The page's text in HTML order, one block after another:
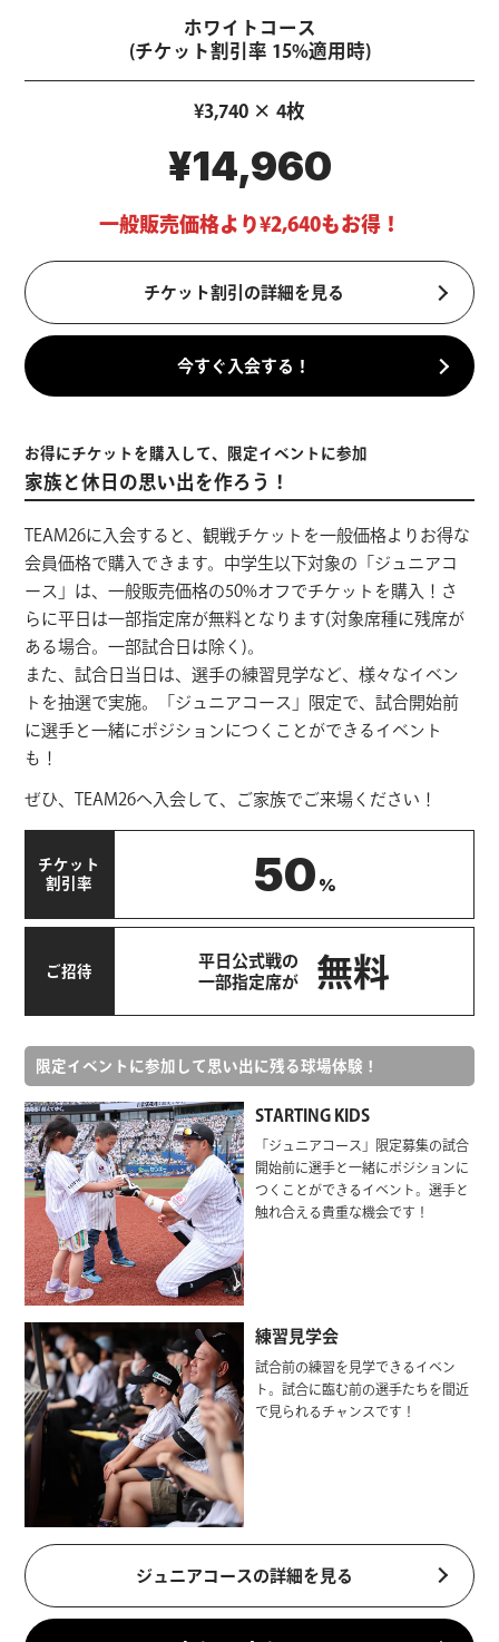
ホワイトコース
(チケット割引率 15%適用時)
¥3,740 × 4枚
¥14,960
一般販売価格より¥2,640もお得！
チケット割引の詳細を見る
今すぐ入会する！
お得にチケットを購入して、限定イベントに参加
家族と休日の思い出を作ろう！
TEAM26に入会すると、観戦チケットを一般価格よりお得な
会員価格で購入できます。中学生以下対象の「ジュニアコ
ース」は、一般販売価格の50%オフでチケットを購入！さ
らに平日は一部指定席が無料となります(対象席種に残席が
ある場合。一部試合日は除く)。
また、試合日当日は、選手の練習見学など、様々なイベン
トを抽選で実施。「ジュニアコース」限定で、試合開始前
に選手と一緒にポジションにつくことができるイベント
も！
ぜひ、TEAM26へ入会して、ご家族でご来場ください！
チケット
割引率
50 %
ご招待
平日公式戦の
一部指定席が
無料
限定イベントに参加して思い出に残る球場体験！
STARTING KIDS
「ジュニアコース」限定募集の試合
開始前に選手と一緒にポジションに
つくことができるイベント。選手と
触れ合える貴重な機会です！
練習見学会
試合前の練習を見学できるイベン
ト。試合に臨む前の選手たちを間近
で見られるチャンスです！
ジュニアコースの詳細を見る